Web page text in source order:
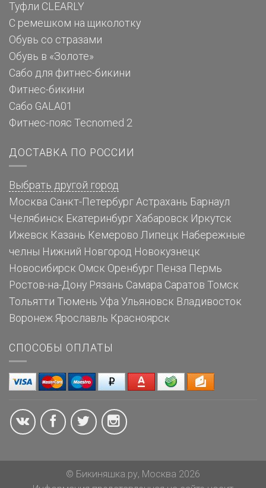
Туфли CLEARLY
С ремешком на щиколотку
Обувь со стразами
Обувь в «Золоте»
Сабо для фитнес-бикини
Фитнес-бикини
Сабо GALA01
Фитнес-пояс Tecnomed 2
ДОСТАВКА ПО РОССИИ
Выбрать другой город
Москва Санкт-Петербург Астрахань Барнаул
Челябинск Екатеринбург Хабаровск Иркутск
Ижевск Казань Кемерово Липецк Набережные
челны Нижний Новгород Новокузнецк
Новосибирск Омск Оренбург Пенза Пермь
Ростов-на-Дону Рязань Самара Саратов Томск
Тольятти Тюмень Уфа Ульяновск Владивосток
Воронеж Ярославль Красноярск
СПОСОБЫ ОПЛАТЫ
© Бикиняшка.ру, Москва 2026